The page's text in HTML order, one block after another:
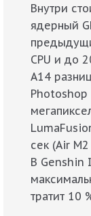
Внутри
ядерный
CPU и до
A14
Photoshop
сек (Air
В Genshin
тратит 10